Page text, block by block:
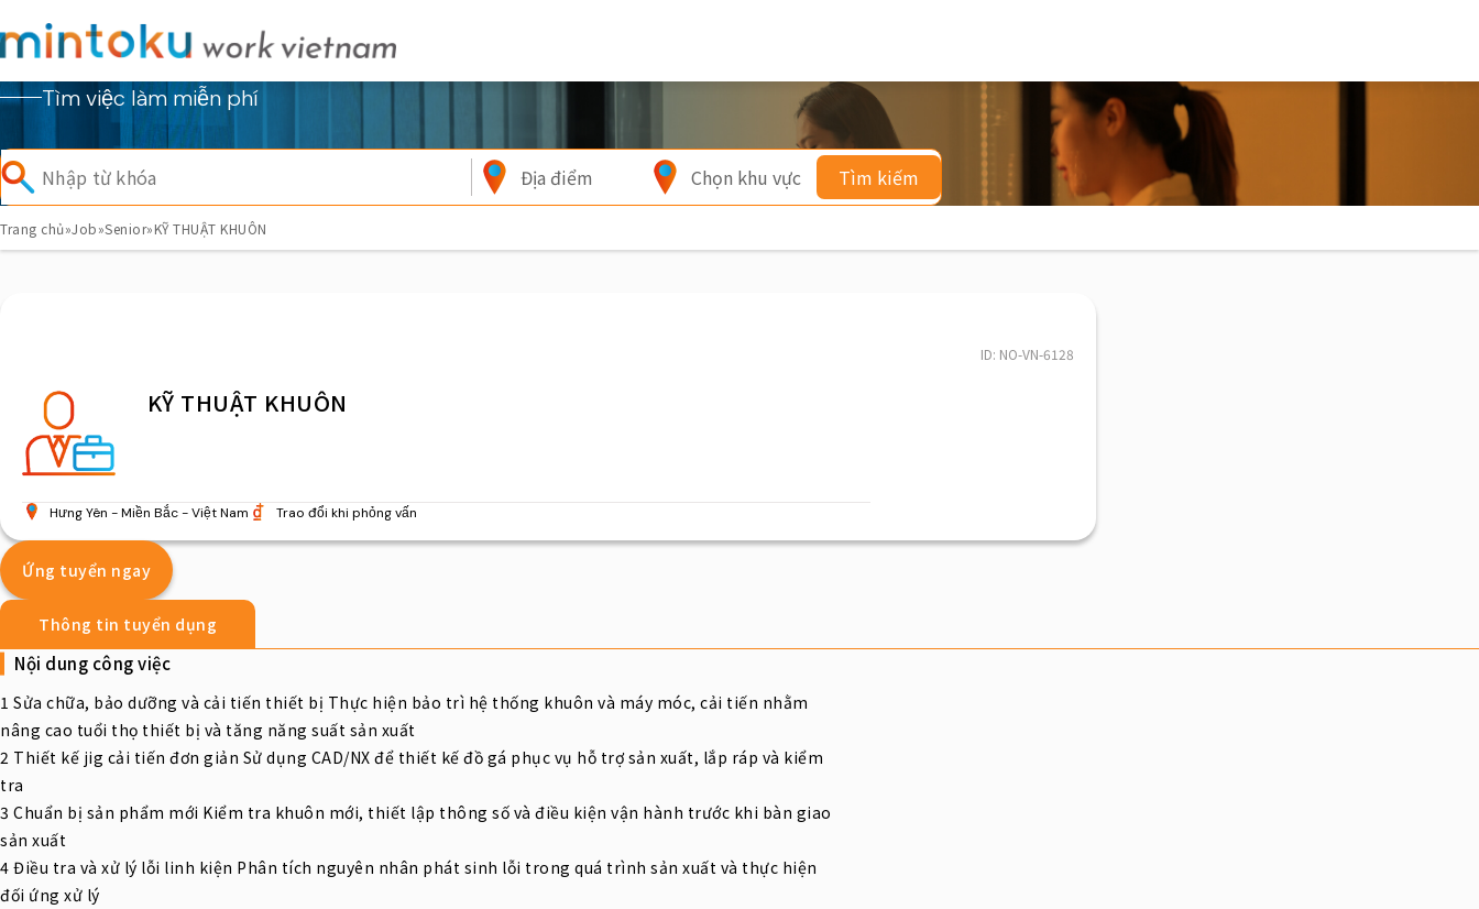
Tìm việc làm miễn phí
Địa điểm Chọn khu vực Tìm kiếm
Trang chủ»Job»Senior»KỸ THUẬT KHUÔN
ID: NO-VN-6128
KỸ THUẬT KHUÔN
Hưng Yên Miền Bắc Việt Nam Trao đổi khi phỏng vấn
Ứng tuyển ngay
Thông tin tuyển dụng
Nội dung công việc
1 Sửa chữa, bảo dưỡng và cải tiến thiết bị Thực hiện bảo trì hệ thống khuôn và máy móc, cải tiến nhằm
nâng cao tuổi thọ thiết bị và tăng năng suất sản xuất
2 Thiết kế jig cải tiến đơn giản Sử dụng CAD/NX để thiết kế đồ gá phục vụ hỗ trợ sản xuất, lắp ráp và kiểm
tra
3 Chuẩn bị sản phẩm mới Kiểm tra khuôn mới, thiết lập thông số và điều kiện vận hành trước khi bàn giao
sản xuất
4 Điều tra và xử lý lỗi linh kiện Phân tích nguyên nhân phát sinh lỗi trong quá trình sản xuất và thực hiện
đối ứng xử lý